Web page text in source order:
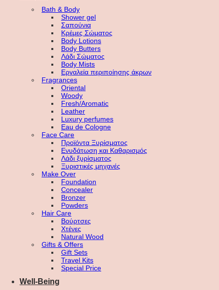
Bath & Body
Shower gel
Σαπούνια
Κρέμες Σώματος
Body Lotions
Body Butters
Λάδι Σώματος
Body Mists
Εργαλεία περιποίησης άκρων
Fragrances
Oriental
Woody
Fresh/Aromatic
Leather
Luxury perfumes
Eau de Cologne
Face Care
Προϊόντα Ξυρίσματος
Ενυδάτωση και Καθαρισμός
Λάδι ξυρίσματος
Ξυριστικές μηχανές
Make Over
Foundation
Concealer
Bronzer
Powders
Hair Care
Βούρτσες
Χτένες
Natural Wood
Gifts & Offers
Gift Sets
Travel Kits
Special Price
Well-Being